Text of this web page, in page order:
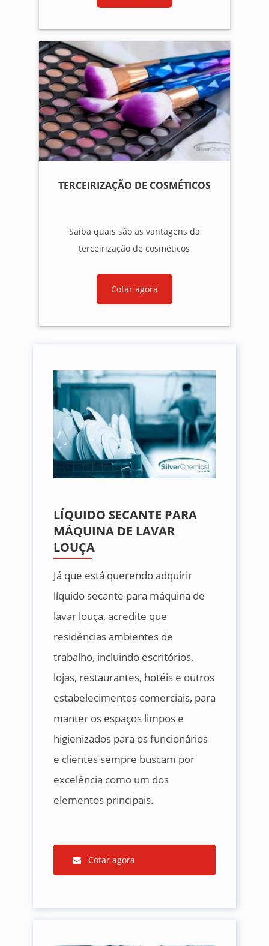
TERCEIRIZAÇÃO DE COSMÉTICOS
Saiba quais são as vantagens da
terceirização de cosméticos
Cotar agora
LÍQUIDO SECANTE PARA
MÁQUINA DE LAVAR
LOUÇA
Já que está querendo adquirir
líquido secante para máquina de
lavar louça, acredite que
residências ambientes de
trabalho, incluindo escritórios,
lojas, restaurantes, hotéis e outros
estabelecimentos comerciais, para
manter os espaços limpos e
higienizados para os funcionários
e clientes sempre buscam por
excelência como um dos
elementos principais.
Cotar agora